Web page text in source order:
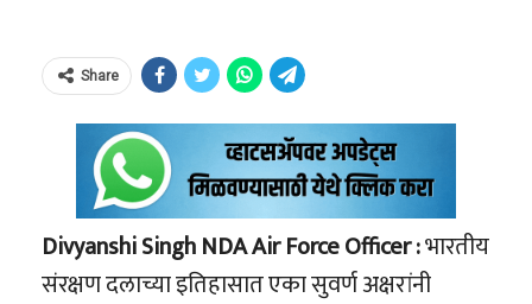
ईव्ही (EV – Electric Vehicle) आणि बॅटरी
टेक्नॉलॉजी: संपूर्ण जग आता पेट्रोल-डिझेल सोडून
इलेक्ट्रिक गाड्यांकडे वळले आहे. ईव्ही बॅटरी
मॅनेजमेंट, चार्जिंग स्टेशन इन्स्टॉलेशन, आणि ईव्ही
Govt Tightens Cough Syrup
Rules, Prescription Needed for
More
Formulations#CoughSyrupRules
#IndiaPharmaNews
#PrescriptionMedicine
Share
Divyanshi Singh NDA Air Force Officer :भारतीय
संरक्षण दलाच्या इतिहासात एका सुवर्ण अक्षरांनी